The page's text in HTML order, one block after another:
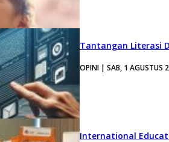
Tantangan Literasi
OPINI | SAB, 1 AGUSTUS
International